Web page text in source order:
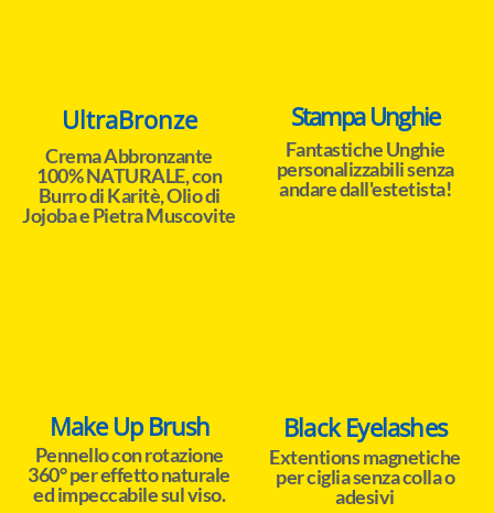
UltraBronze
Crema Abbronzante
100% NATURALE, con
Burro di Karitè, Olio di
Jojoba e Pietra Muscovite
Stampa Unghie
Fantastiche Unghie
personalizzabili senza
andare dall'estetista!
Make Up Brush
Pennello con rotazione
360° per effetto naturale
ed impeccabile sul viso.
Black Eyelashes
Extentions magnetiche
per ciglia senza colla o
adesivi